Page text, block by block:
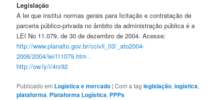
Legislação
A lei que institui normas gerais para licitação e contratação de
parceria público-privada no âmbito da administração pública é a
LEI No 11.079, de 30 de dezembro de 2004. Acesse:
http://www.planalto.gov.br/ccivil_03/_ato2004-
2006/2004/lei/l11079.htm .
http://ow.ly/i/4rx92
Publicado em Logística e mercado |Com a taglegislação,logística,
plataforma, Plataforma Logística, PPPs